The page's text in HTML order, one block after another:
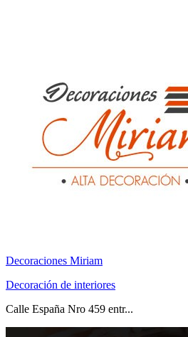
Decoraciones Miriam
Decoración de interiores
Calle España Nro 459 entr...